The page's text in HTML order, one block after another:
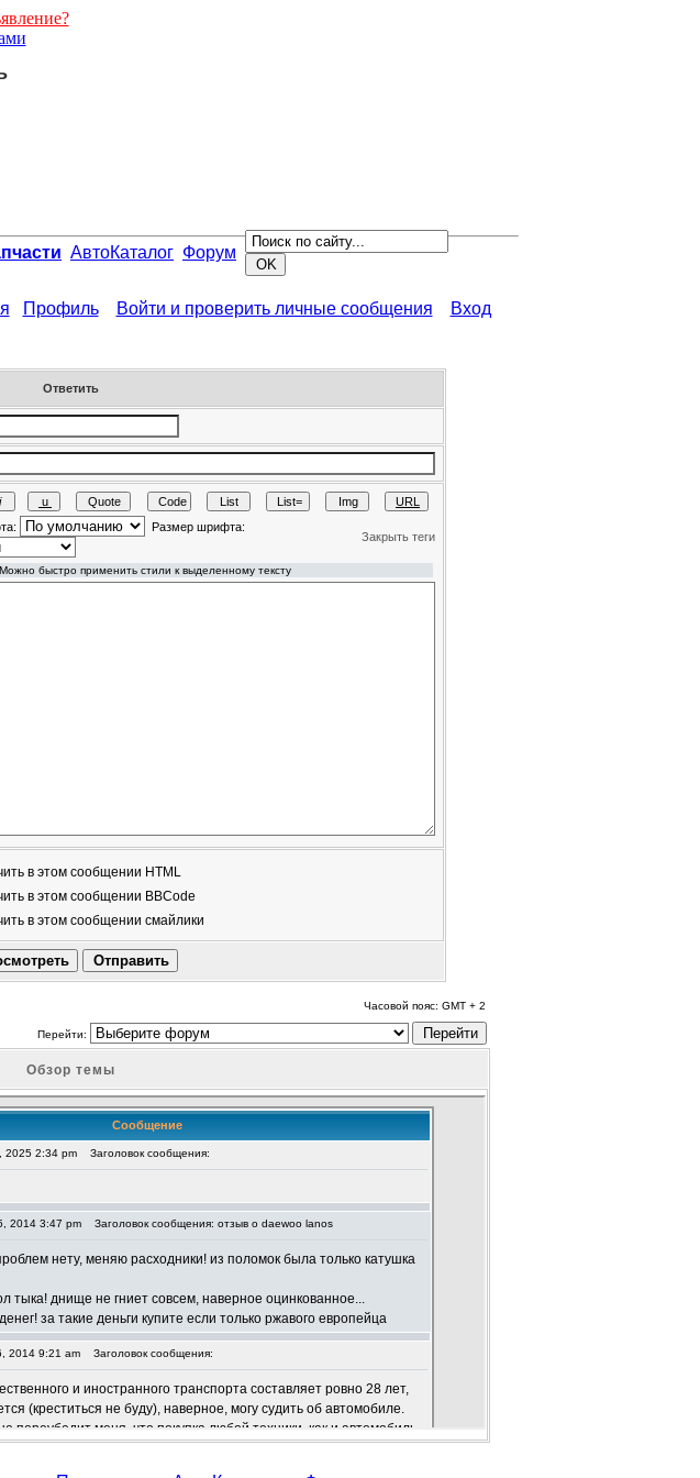
АвтоКаталог Форум
Профиль Войти и проверить личные сообщения Вход
Ответить
Размер шрифта:
Закрыть теги
в этом сообщении HTML
в этом сообщении BBCode
в этом сообщении смайлики
Часовой пояс: GMT + 2
Перейти:
Обзор темы